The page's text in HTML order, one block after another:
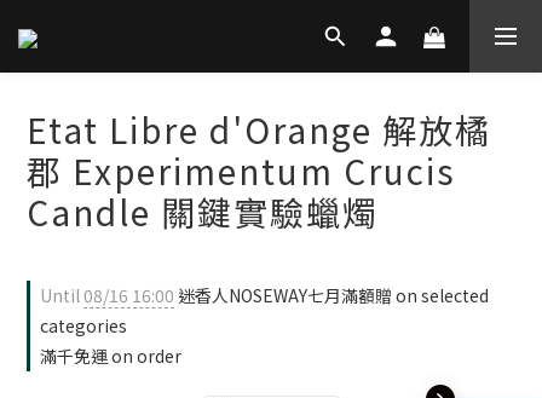
Etat Libre d'Orange 解放橘
郡 Experimentum Crucis
Candle 關鍵實驗蠟燭
Until08/16 16:00 迷香人NOSEWAY七月滿額贈 on selected
categories
滿千免運 on order